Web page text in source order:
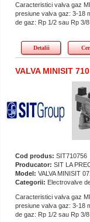
Caracteristici valva gaz
presiune valva gaz: 3-18
de gaz: Rp 1/2 sau Rp 3/
Detalii
VALVA MINISIT
Cod produs: SIT710756
Producator: SIT LA
Model: VALVA MINISIT
Categorii: Electrovalve
Caracteristici valva gaz
presiune valva gaz: 3-18
de gaz: Rp 1/2 sau Rp 3/